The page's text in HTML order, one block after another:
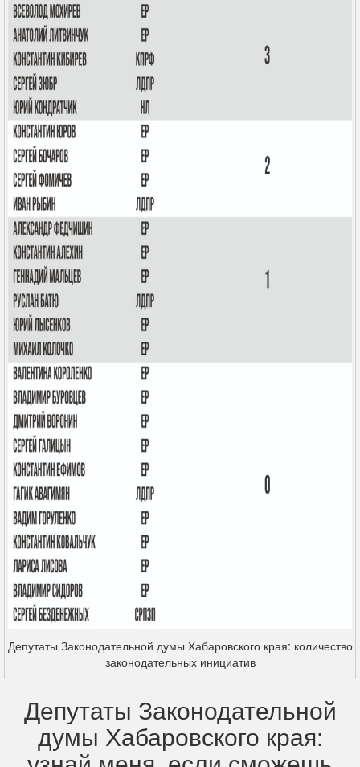
Депутаты Законодательной думы Хабаровского края: количество
законодательных инициатив
Депутаты Законодательной
думы Хабаровского края: